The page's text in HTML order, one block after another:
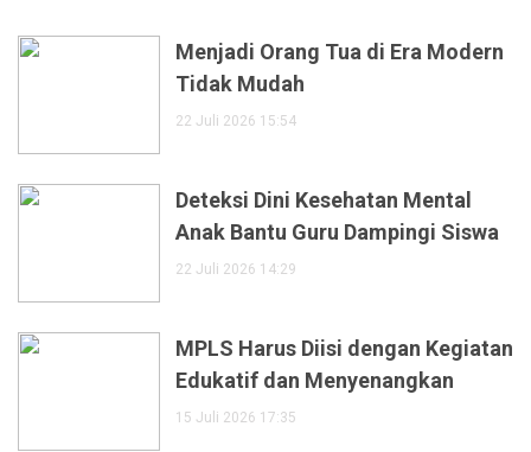
Menjadi Orang Tua di Era Modern
Tidak Mudah
22 Juli 2026 15:54
Deteksi Dini Kesehatan Mental
Anak Bantu Guru Dampingi Siswa
22 Juli 2026 14:29
MPLS Harus Diisi dengan Kegiatan
Edukatif dan Menyenangkan
15 Juli 2026 17:35